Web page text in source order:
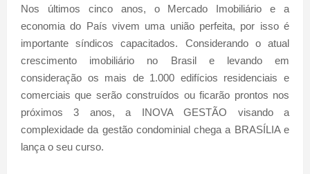
Nos últimos cinco anos, o Mercado Imobiliário e a
economia do País vivem uma união perfeita, por isso é
importante síndicos capacitados. Considerando o atual
crescimento imobiliário no Brasil e levando em
consideração os mais de 1.000 edifícios residenciais e
comerciais que serão construídos ou ficarão prontos nos
próximos 3 anos, a INOVA GESTÃO visando a
complexidade da gestão condominial chega a BRASÍLIA e
lança o seu curso.